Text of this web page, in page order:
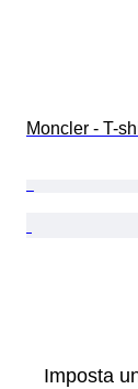
Moncler - T-
Imposta